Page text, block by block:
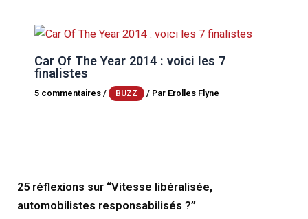
Car Of The Year 2014 : voici les 7
finalistes
5 commentaires / BUZZ / Par Erolles Flyne
25 réflexions sur “Vitesse libéralisée,
automobilistes responsabilisés ?”